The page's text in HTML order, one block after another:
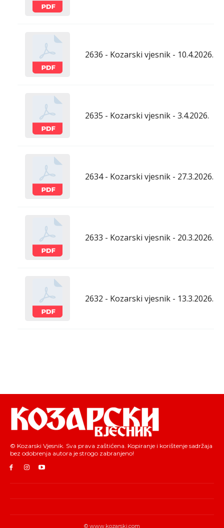
2636 - Kozarski vjesnik - 10.4.2026.
2635 - Kozarski vjesnik - 3.4.2026.
2634 - Kozarski vjesnik - 27.3.2026.
2633 - Kozarski vjesnik - 20.3.2026.
2632 - Kozarski vjesnik - 13.3.2026.
© Kozarski Vjesnik. Sva prava zaštićena. Kopiranje i korištenje sadržaja
bez odobrenja autora je strogo zabranjeno!
© www.kozarski.com